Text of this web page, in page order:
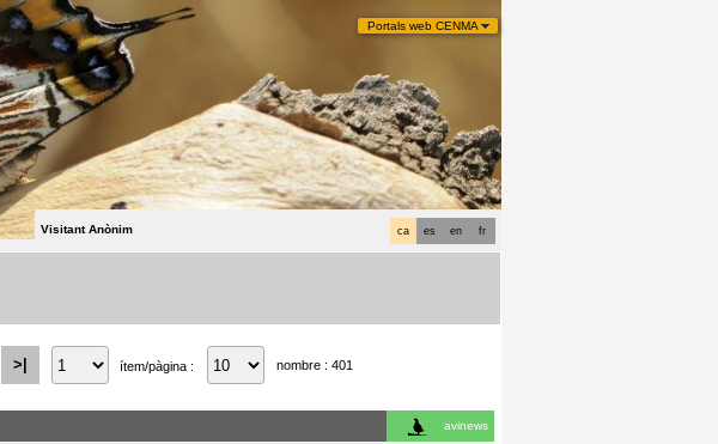
Portals web CENMA
fr
en
es
ca
Visitant Anònim
>| ítem/pàgina : nombre : 401
avinews